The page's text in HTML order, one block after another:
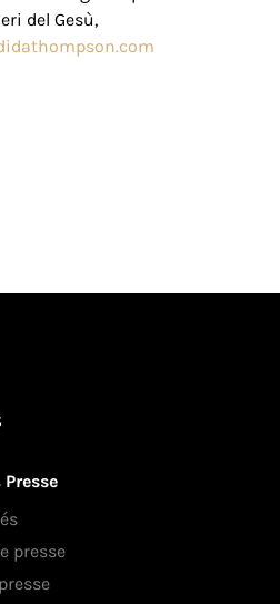
del Gesù,
presse